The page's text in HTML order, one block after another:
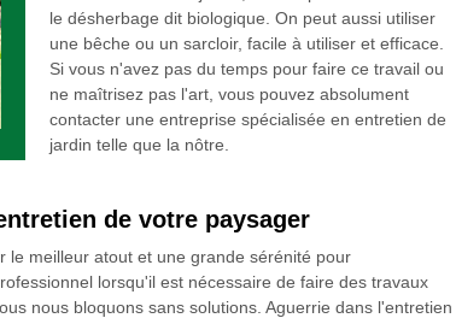
le désherbage dit biologique. On peut aussi utiliser
une bêche ou un sarcloir, facile à utiliser et efficace.
Si vous n'avez pas du temps pour faire ce travail ou
ne maîtrisez pas l'art, vous pouvez absolument
contacter une entreprise spécialisée en entretien de
jardin telle que la nôtre.
de votre paysager
le meilleur atout et une grande sérénité pour
lorsqu'il est nécessaire de faire des travaux
nous bloquons sans solutions. Aguerrie dans l'entretien